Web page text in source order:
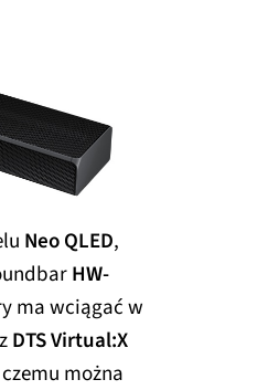
Neo QLED,
HW-
ma wciągać w
DTS Virtual:X
można